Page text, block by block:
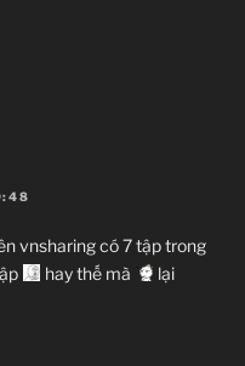
vnsharing có 7 tập trong
hay thế mà
lại